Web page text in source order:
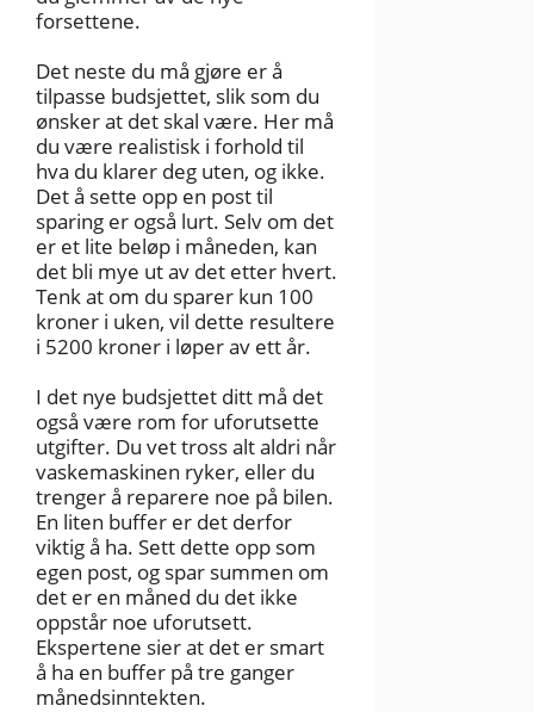
forsettene.
Det neste du må gjøre er å
tilpasse budsjettet, slik som du
ønsker at det skal være. Her må
du være realistisk i forhold til
hva du klarer deg uten, og ikke.
Det å sette opp en post til
sparing er også lurt. Selv om det
er et lite beløp i måneden, kan
det bli mye ut av det etter hvert.
Tenk at om du sparer kun 100
kroner i uken, vil dette resultere
i 5200 kroner i løper av ett år.
I det nye budsjettet ditt må det
også være rom for uforutsette
utgifter. Du vet tross alt aldri når
vaskemaskinen ryker, eller du
trenger å reparere noe på bilen.
En liten buffer er det derfor
viktig å ha. Sett dette opp som
egen post, og spar summen om
det er en måned du det ikke
oppstår noe uforutsett.
Ekspertene sier at det er smart
å ha en buffer på tre ganger
månedsinntekten.